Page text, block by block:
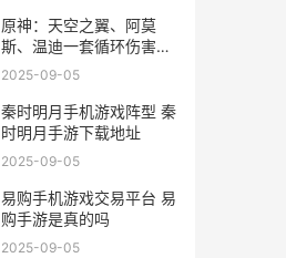
原神：天空之翼、阿莫
斯、温迪一套循环伤害的
相对 原神天空之翼任务怎
2025-09-05
秦时明月手机游戏阵型 秦
时明月手游下载地址
2025-09-05
易购手机游戏交易平台 易
购手游是真的吗
2025-09-05